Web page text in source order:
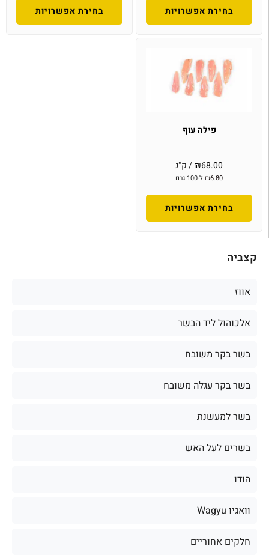
קצביה
אווז
אלכוהול ליד הבשר
בשר בקר משובח
בשר בקר עגלה משובח
בשר למעשנת
בשרים לעל האש
הודו
וואגיו Wagyu
חלקים אחוריים
בחירת אפשרויות בחירת אפשרויות
פילה עוף
₪68.00 / ק"ג
₪6.80 ל-100 גרם
בחירת אפשרויות